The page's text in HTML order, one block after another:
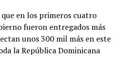
en los primeros cuatro
fueron entregados más
unos 300 mil más en este
la República Dominicana